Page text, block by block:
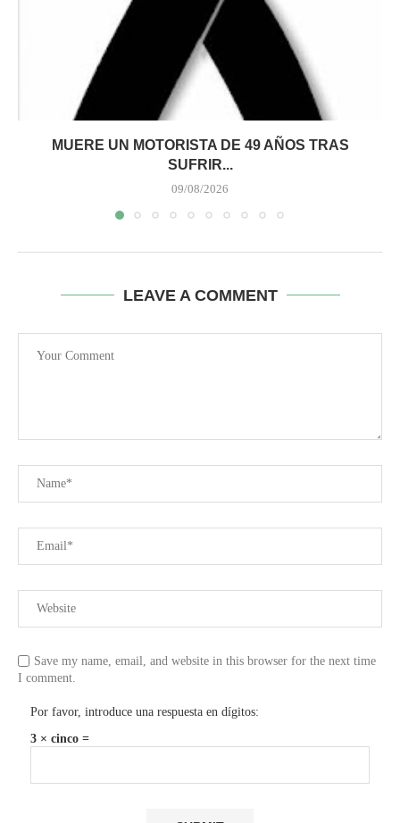
MUERE UN MOTORISTA DE 49 AÑOS TRAS
SUFRIR...
09/08/2026
LEAVE A COMMENT
Save my name, email, and website in this browser for the next time
I comment.
Por favor, introduce una respuesta en dígitos:
3 × cinco =